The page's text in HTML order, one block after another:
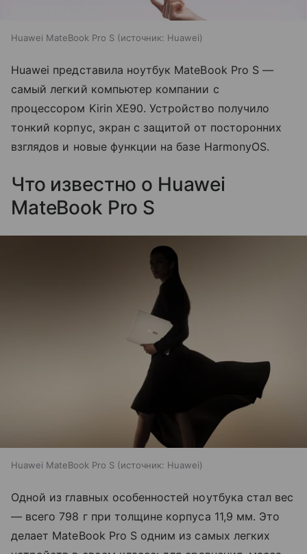
Huawei MateBook Pro S источник: Huawei
Huawei представила ноутбук MateBook Pro S —
самый легкий компьютер компании с
процессором Kirin XE90. Устройство получило
тонкий корпус, экран с защитой от посторонних
взглядов и новые функции на базе HarmonyOS.
Что известно о Huawei
MateBook Pro S
Huawei MateBook Pro S источник: Huawei
Одной из главных особенностей ноутбука стал вес
— всего 798 г при толщине корпуса 11,9 мм. Это
делает MateBook Pro S одним из самых легких